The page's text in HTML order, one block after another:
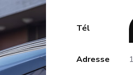
Tél
Adresse